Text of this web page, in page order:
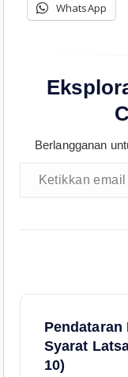
WhatsApp
Berlangganan
Ketikkan email Anda...
Syarat
10)